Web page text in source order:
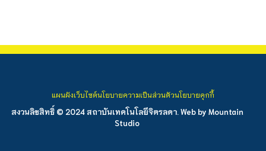
สงวนลิขสิทธิ์ © 2024 สถาบันเทคโนโลยีจิตรลดา. Web by Mountain
Studio
แผนผังเว็บไซต์นโยบายความเป็นส่วนตัวนโยบายคุกกี้